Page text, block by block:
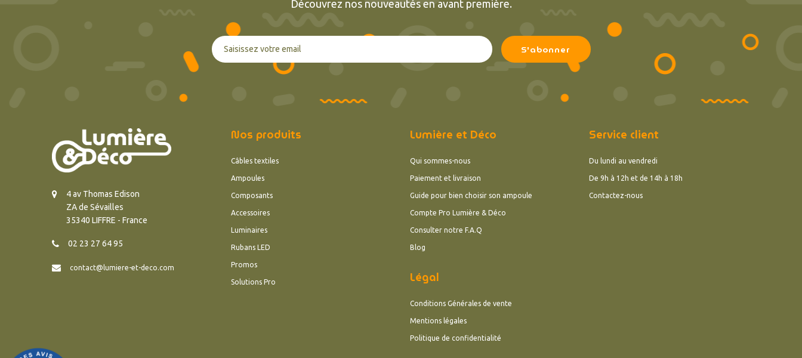
Découvrez nos nouveautés en avant première.
4 av Thomas Edison
ZA de Sévailles
35340 LIFFRE - France
02 23 27 64 95
contact@lumiere-et-deco.com
Nos produits
Câbles textiles
Ampoules
Composants
Accessoires
Luminaires
Rubans LED
Promos
Solutions Pro
Lumière et Déco
Qui sommes-nous
Paiement et livraison
Guide pour bien choisir son ampoule
Compte Pro Lumière & Déco
Consulter notre F.A.Q
Blog
Légal
Conditions Générales de vente
Mentions légales
Politique de confidentialité
Service client
Du lundi au vendredi
De 9h à 12h et de 14h à 18h
Contactez-nous